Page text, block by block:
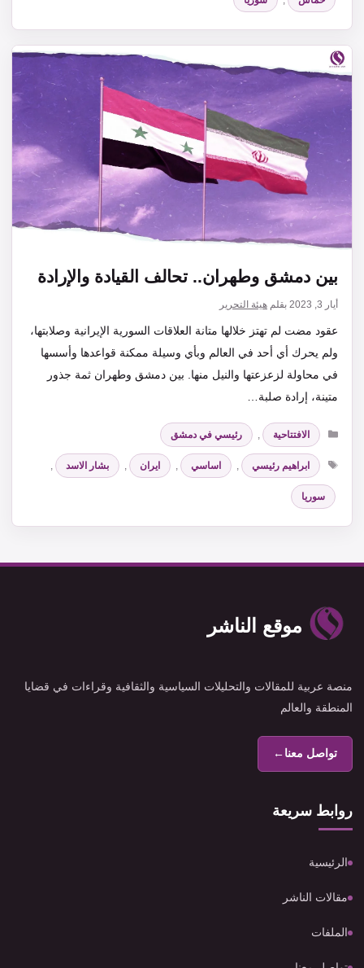
بين دمشق وطهران.. تحالف القيادة والإرادة
أيار 3, 2023 بقلم هيئة التحرير
عقود مضت لم تهتز خلالها متانة العلاقات السورية الإيرانية وصلابتها،
ولم يحرك أي أحد في العالم وبأي وسيلة ممكنة قواعدها وأسسها
في محاولة لزعزعتها والنيل منها. بين دمشق وطهران ثمة جذور
متينة، إرادة صلبة…
التصنيفات
الافتتاحية
رئيسي في دمشق
الوسوم
ابراهيم رئيسي اساسي ايران بشار الاسد
سوريا
موقع الناشر
منصة عربية للمقالات والتحليلات السياسية والثقافية وقراءات في قضايا
المنطقة والعالم
تواصل معنا←
روابط سريعة
الرئيسية
مقالات الناشر
الملفات